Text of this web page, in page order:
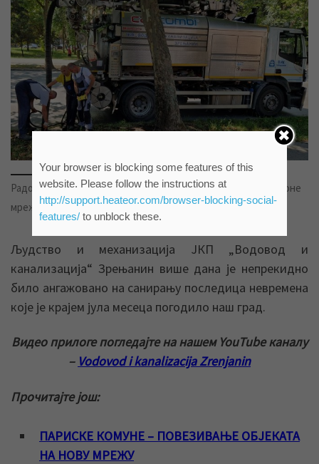
Радови на редовном одржавању атмосферске канализационе
мреже (фото: ВИК ЗР)
Људство и механизација ЈКП „Водовод и
канализација“ Зрењанин више дана је непрекидно
било ангажовано на санирању последица невремена
које је крајем јула месеца погодило наш град.
Видео прилоге погледајте на нашем YouTube каналу
– Vodovod i kanalizacija Zrenjanin
Прочитајте још:
ПАРИСКЕ КОМУНЕ – ПОВЕЗИВАЊЕ ОБЈЕКАТА
НА НОВУ МРЕЖУ
Your browser is blocking some features of this
website. Please follow the instructions at
http://support.heateor.com/browser-blocking-social-
features/to unblock these.